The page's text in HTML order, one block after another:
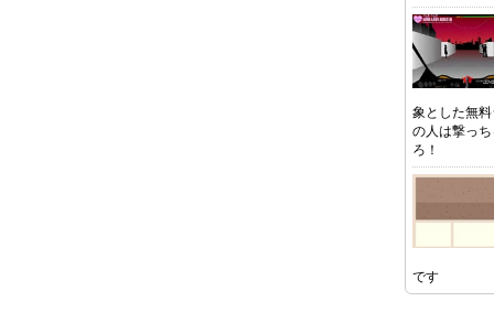
象とした無
の人は撃っ
ろ！
です